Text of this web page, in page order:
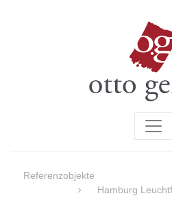
Referenzobjekte
Hamburg